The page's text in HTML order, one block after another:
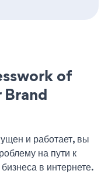
of
Brand
и работает, вы
на пути к
в интернете.